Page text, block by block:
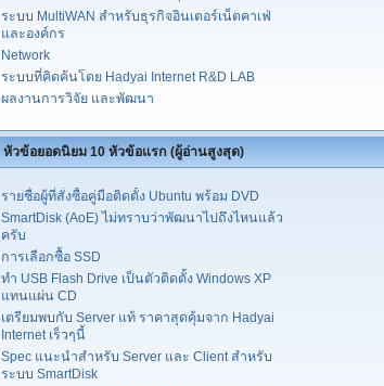
ระบบ MultiWAN สำหรับธุรกิจอินเตอร์เน็ตคาเฟ่
และองค์กร
Network
ระบบที่คิดค้นโดย Hadyai Internet R&D LAB
ผลงานการวิจัย และพัฒนา
หัวข้อยอดนิยม 10 หัวข้อแรก (ผู้อ่านสูงสุด)
รายชื่อผู้ที่สั่งซื้อคู่มือติดตั้ง Ubuntu พร้อม DVD
SmartDisk (AoE) ไม่ทราบว่าพัฒนาไปถึงไหนแล้ว
ครับ
การเลือกซื้อ SSD
ทำ USB Flash Drive เป็นตัวติดตั้ง Windows XP
แทนแผ่น CD
เตรียมพบกับ Server แท้ ราคาสุดคุ้มจาก Hadyai
Internet เร็วๆนี้
Spec แนะนำสำหรับ Server และ Client สำหรับ
ระบบ SmartDisk